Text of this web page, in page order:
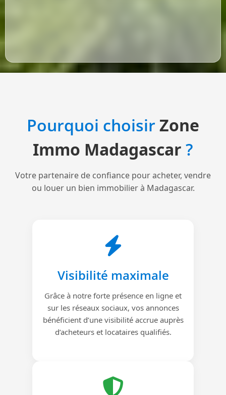
Pourquoi choisirZone
Immo Madagascar ?
Votre partenaire de confiance pour acheter, vendre
ou louer un bien immobilier à Madagascar.
Visibilité maximale
Grâce à notre forte présence en ligne et
sur les réseaux sociaux, vos annonces
bénéficient d’une visibilité accrue auprès
d’acheteurs et locataires qualifiés.